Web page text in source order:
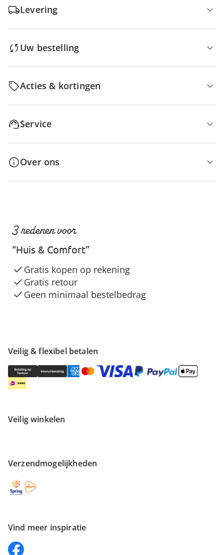
Levering
Uw bestelling
Acties & kortingen
Service
Over ons
Veilig & flexibel betalen
Veilig winkelen
Verzendmogelijkheden
Vind meer inspiratie
3 redenen voor
“Huis & Comfort”
Gratis kopen op rekening
Gratis retour
Geen minimaal bestelbedrag